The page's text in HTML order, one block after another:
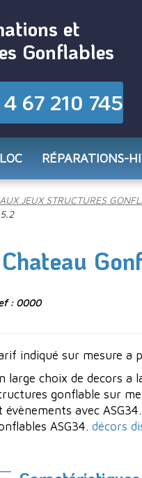
et
Gonflables
67 210 745
RÉPARATIONS-
JEUX STRUCTURES
Chateau
: 0000
indiqué sur mesure a
large choix de decors a
gonflable sur
évènements avec
ASG34. décors